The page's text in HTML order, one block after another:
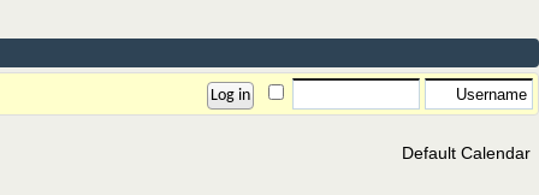
Default Calendar